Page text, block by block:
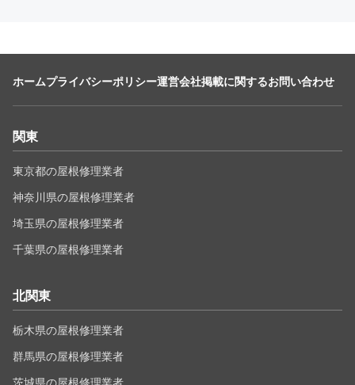
ホームプライバシーポリシー運営会社掲載に関するお問い合わせ
関東
東京都の屋根修理業者
神奈川県の屋根修理業者
埼玉県の屋根修理業者
千葉県の屋根修理業者
北関東
栃木県の屋根修理業者
群馬県の屋根修理業者